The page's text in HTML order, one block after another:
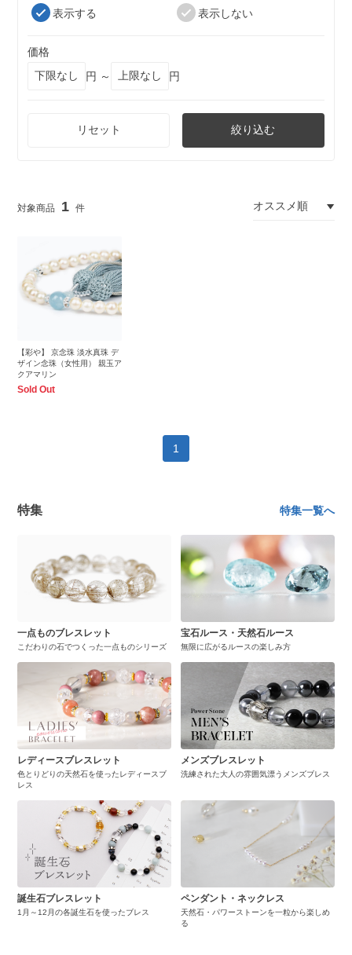
表示する
表示しない
価格
円 ～
円
リセット 絞り込む
1
【彩や】 京念珠 淡水真珠 デ
ザイン念珠（女性用） 親玉ア
クアマリン
Sold Out
1
特集 特集一覧へ
一点ものブレスレット
こだわりの石でつくった一点ものシリーズ
宝石ルース・天然石ルース
無限に広がるルースの楽しみ方
レディースブレスレット
色とりどりの天然石を使ったレディースブ
レス
メンズブレスレット
洗練された大人の雰囲気漂うメンズブレス
誕生石ブレスレット
1月～12月の各誕生石を使ったブレス
ペンダント・ネックレス
天然石・パワーストーンを一粒から楽しめ
る